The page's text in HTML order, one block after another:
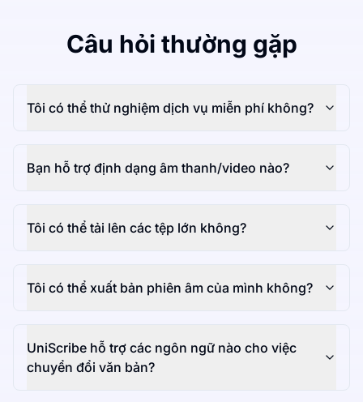
Câu hỏi thường gặp
Tôi có thể thử nghiệm dịch vụ miễn phí không?
Bạn hỗ trợ định dạng âm thanh/video nào?
Tôi có thể tải lên các tệp lớn không?
Tôi có thể xuất bản phiên âm của mình không?
UniScribe hỗ trợ các ngôn ngữ nào cho việc
chuyển đổi văn bản?